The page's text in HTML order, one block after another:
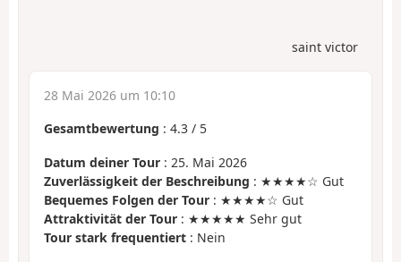
saint victor
28 Mai 2026 um 10:10
Gesamtbewertung : 4.3 / 5
Datum deiner Tour : 25. Mai 2026
Zuverlässigkeit der Beschreibung : ★★★★☆ Gut
Bequemes Folgen der Tour : ★★★★☆ Gut
Attraktivität der Tour : ★★★★★ Sehr gut
Tour stark frequentiert : Nein